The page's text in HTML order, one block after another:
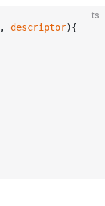
ts
, descriptor){